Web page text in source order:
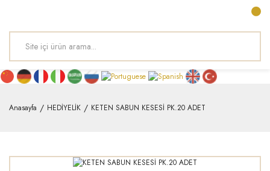
Anasayfa HEDİYELİK KETEN SABUN KESESİ PK.20 ADET